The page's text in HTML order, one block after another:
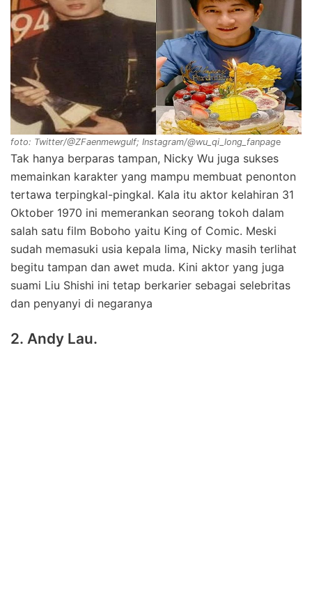
foto: Twitter/@ZFaenmewgulf; Instagram/@wu_qi_long_fanpage
Tak hanya berparas tampan, Nicky Wu juga sukses
memainkan karakter yang mampu membuat penonton
tertawa terpingkal-pingkal. Kala itu aktor kelahiran 31
Oktober 1970 ini memerankan seorang tokoh dalam
salah satu film Boboho yaitu King of Comic. Meski
sudah memasuki usia kepala lima, Nicky masih terlihat
begitu tampan dan awet muda. Kini aktor yang juga
suami Liu Shishi ini tetap berkarier sebagai selebritas
dan penyanyi di negaranya
2. Andy Lau.